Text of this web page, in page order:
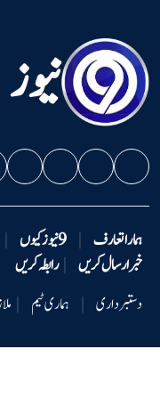
نیوز
ہمارا تعارف | 9 نیوزکیوں |
خبر ارسال کریں | رابطہ کریں
دستبرداری | ہماری ٹیم |